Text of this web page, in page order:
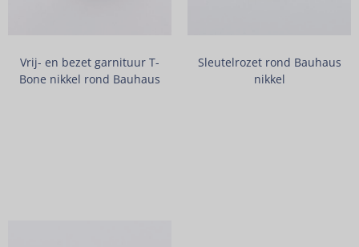
Vrij- en bezet garnituur T-
Bone nikkel rond Bauhaus
Sleutelrozet rond Bauhaus
nikkel